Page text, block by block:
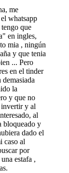
me
whatsapp
que
en ingles,
mia , ningún
y que tenia
... Pero
en el tinder
la
y que no
y al
al
bloqueado y
dado el
caso al
por
estafa ,